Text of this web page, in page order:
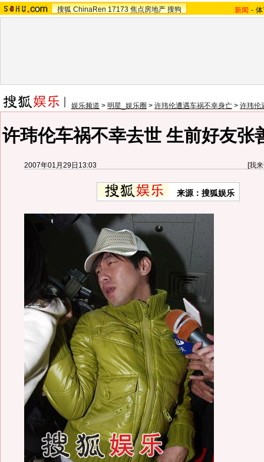
搜狐 ChinaRen 17173 焦点房地产 搜狗 新闻 -
娱乐频道 > 明星_娱乐圈 > 许玮伦遭遇车祸不幸身亡 > 许玮
许玮伦车祸不幸去世 生前好友张
2007年01月29日13:03 [我
来源：搜狐娱乐